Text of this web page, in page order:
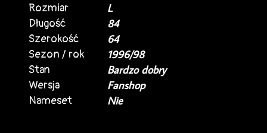
Rozmiar
L
Długość
84
Szerokość
64
Sezon / rok
1996/98
Stan
Bardzo dobry
Wersja
Fanshop
Nameset
Nie